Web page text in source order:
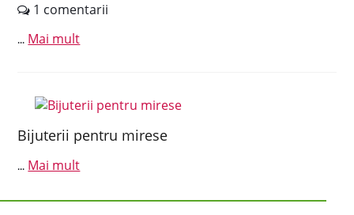
1 comentarii
... Mai mult
Bijuterii pentru mirese
... Mai mult